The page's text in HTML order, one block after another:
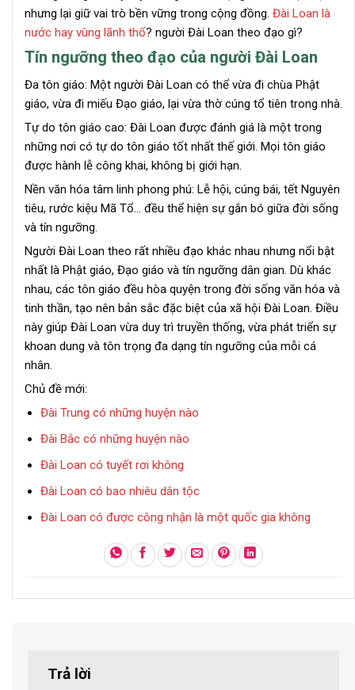
nhưng lại giữ vai trò bền vững trong cộng đồng. Đài Loan là
nước hay vùng lãnh thổ? người Đài Loan theo đạo gì?
Tín ngưỡng theo đạo của người Đài Loan
Đa tôn giáo: Một người Đài Loan có thể vừa đi chùa Phật
giáo, vừa đi miếu Đạo giáo, lại vừa thờ cúng tổ tiên trong nhà.
Tự do tôn giáo cao: Đài Loan được đánh giá là một trong
những nơi có tự do tôn giáo tốt nhất thế giới. Mọi tôn giáo
được hành lễ công khai, không bị giới hạn.
Nền văn hóa tâm linh phong phú: Lễ hội, cúng bái, tết Nguyên
tiêu, rước kiệu Mã Tổ… đều thể hiện sự gắn bó giữa đời sống
và tín ngưỡng.
Người Đài Loan theo rất nhiều đạo khác nhau nhưng nổi bật
nhất là Phật giáo, Đạo giáo và tín ngưỡng dân gian. Dù khác
nhau, các tôn giáo đều hòa quyện trong đời sống văn hóa và
tinh thần, tạo nên bản sắc đặc biệt của xã hội Đài Loan. Điều
này giúp Đài Loan vừa duy trì truyền thống, vừa phát triển sự
khoan dung và tôn trọng đa dạng tín ngưỡng của mỗi cá
nhân.
Chủ đề mới:
Đài Trung có những huyện nào
Đài Bắc có những huyện nào
Đài Loan có tuyết rơi không
Đài Loan có bao nhiêu dân tộc
Đài Loan có được công nhận là một quốc gia không
Trả lời